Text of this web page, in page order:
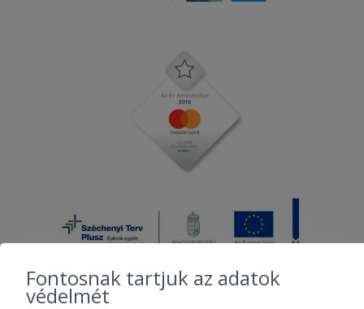
Fontosnak tartjuk az adatok
védelmét